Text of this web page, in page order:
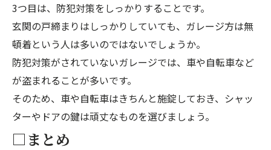
3つ目は、防犯対策をしっかりすることです。
玄関の戸締まりはしっかりしていても、ガレージ方は無
頓着という人は多いのではないでしょうか。
防犯対策がされていないガレージでは、車や自転車など
が盗まれることが多いです。
そのため、車や自転車はきちんと施錠しておき、シャッ
ターやドアの鍵は頑丈なものを選びましょう。
□まとめ